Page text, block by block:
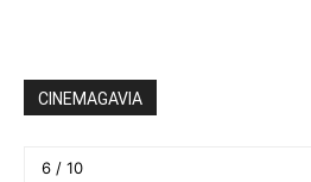
CINEMAGAVIA
6 / 10